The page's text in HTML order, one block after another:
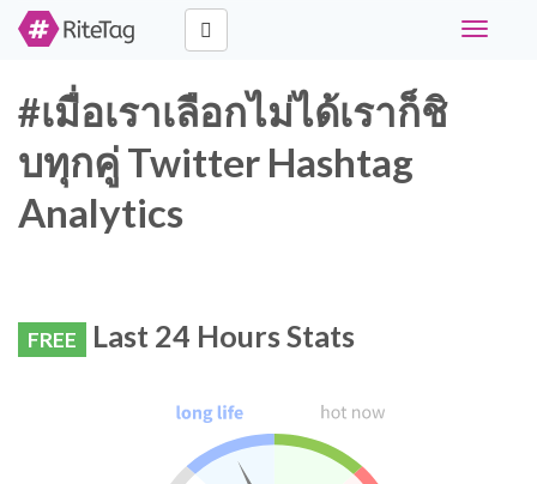
Toggle
#เมื่อเราเลือกไม่ได้เราก็ชิ
บทุกคู่ Twitter Hashtag
Analytics
FREE Last 24 Hours Stats